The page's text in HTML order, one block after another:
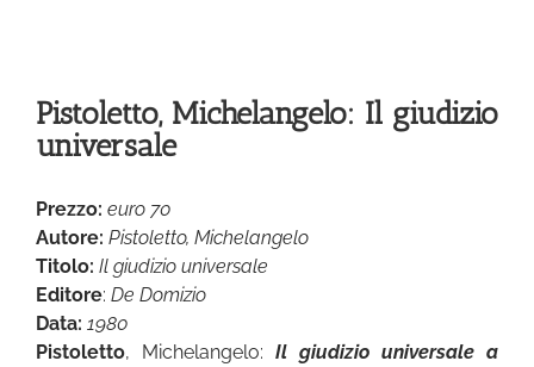
Pistoletto, Michelangelo: Il giudizio
universale
Prezzo: euro 70
Autore: Pistoletto, Michelangelo
Titolo: Il giudizio universale
Editore: De Domizio
Data: 1980
Pistoletto, Michelangelo: Il giudizio universale a